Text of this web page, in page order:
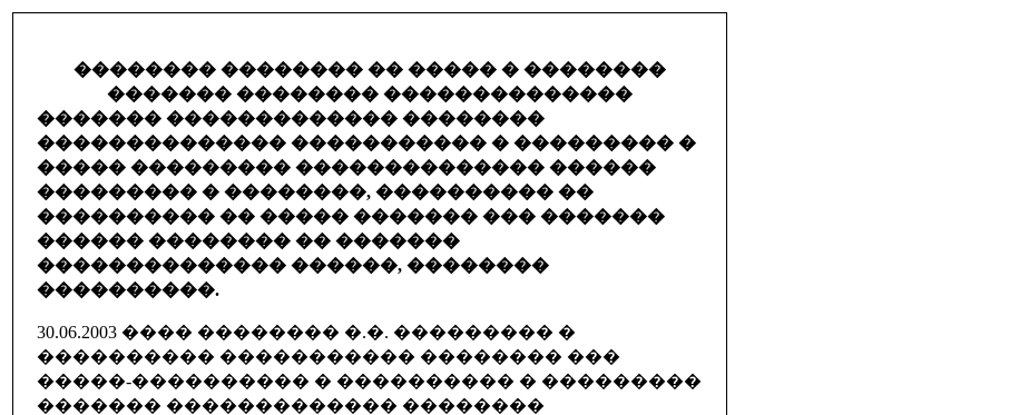
�������� �������� �� ����� � ��������
������� �������� ��������������
������� ������������� ��������
�������������� ����������� � ��������� �
����� ��������� �������������� ������
��������� � ��������, ���������� ��
���������� �� ����� ������� ��� �������
������ �������� �� �������
�������������� ������, ��������
����������.
30.06.2003 ���� �������� �.�. ��������� �
���������� ����������� �������� ���
�����-���������� � ���������� � ���������
������� ������������� ��������